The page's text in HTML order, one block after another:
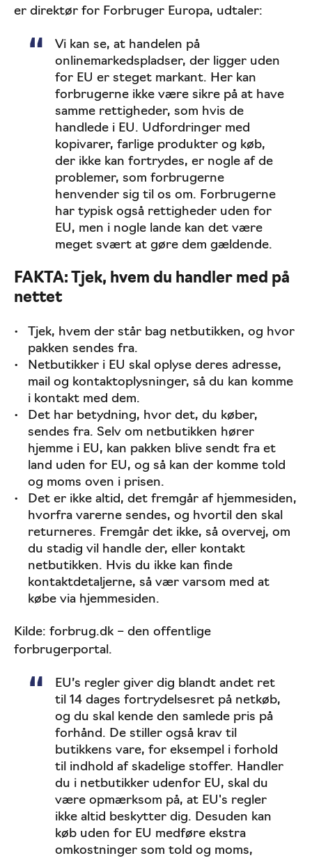
er direktør for Forbruger Europa, udtaler:
Vi kan se, at handelen på
onlinemarkedspladser, der ligger uden
for EU er steget markant. Her kan
forbrugerne ikke være sikre på at have
samme rettigheder, som hvis de
handlede i EU. Udfordringer med
kopivarer, farlige produkter og køb,
der ikke kan fortrydes, er nogle af de
problemer, som forbrugerne
henvender sig til os om. Forbrugerne
har typisk også rettigheder uden for
EU, men i nogle lande kan det være
meget svært at gøre dem gældende.
FAKTA: Tjek, hvem du handler med på
nettet
Tjek, hvem der står bag netbutikken, og hvor
pakken sendes fra.
Netbutikker i EU skal oplyse deres adresse,
mail og kontaktoplysninger, så du kan komme
i kontakt med dem.
Det har betydning, hvor det, du køber,
sendes fra. Selv om netbutikken hører
hjemme i EU, kan pakken blive sendt fra et
land uden for EU, og så kan der komme told
og moms oven i prisen.
Det er ikke altid, det fremgår af hjemmesiden,
hvorfra varerne sendes, og hvortil den skal
returneres. Fremgår det ikke, så overvej, om
du stadig vil handle der, eller kontakt
netbutikken. Hvis du ikke kan finde
kontaktdetaljerne, så vær varsom med at
købe via hjemmesiden.
Kilde: forbrug.dk – den offentlige
forbrugerportal.
EU’s regler giver dig blandt andet ret
til 14 dages fortrydelsesret på netkøb,
og du skal kende den samlede pris på
forhånd. De stiller også krav til
butikkens vare, for eksempel i forhold
til indhold af skadelige stoffer. Handler
du i netbutikker udenfor EU, skal du
være opmærksom på, at EU's regler
ikke altid beskytter dig. Desuden kan
køb uden for EU medføre ekstra
omkostninger som told og moms,